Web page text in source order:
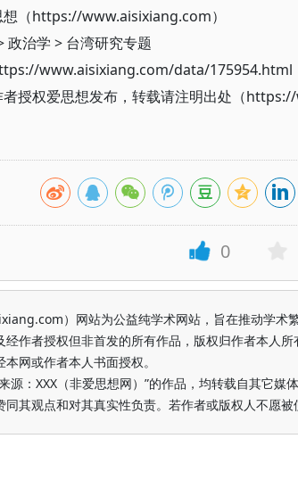
想（https://www.aisixiang.com）
政治学 > 台湾研究专题
www.aisixiang.com/data/175954.html
授权爱思想发布，转载请注明出处（
0
）网站为公益纯学术网站，旨在推动学术
经作者授权但非首发的所有作品，版权归作者本人
网或作者本人书面授权。
源：XXX（非爱思想网）”的作品，均转载自其它
同其观点和对其真实性负责。若作者或版权人不愿被